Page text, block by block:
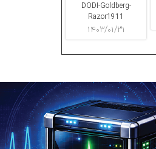
DODI-Goldberg-
Razor1911
۱۴۰۳/۰۱/۳۱